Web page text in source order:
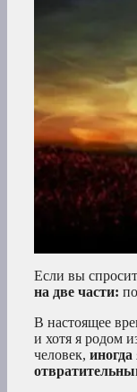
Если вы
на две части:
В настоящее
и хотя я родом
человек,